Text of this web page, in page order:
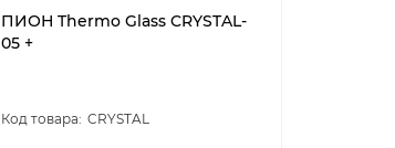
ПИОН Thermo Glass CRYSTAL-
05 +
CRYSTAL